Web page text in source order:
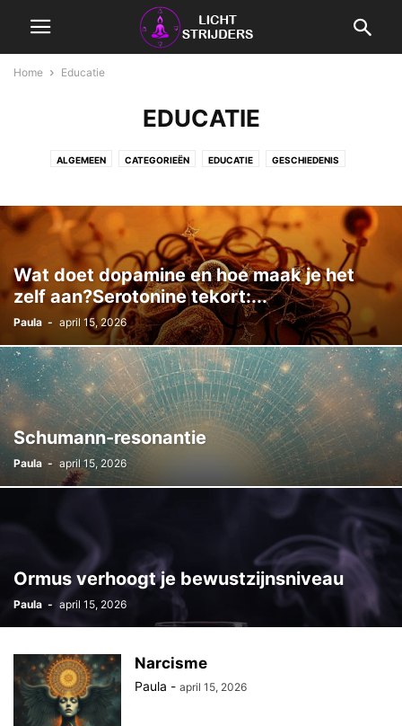
Home Educatie
EDUCATIE
ALGEMEEN CATEGORIEËN EDUCATIE GESCHIEDENIS
ZORG
Wat doet dopamine en hoe maak je het
zelf aan?Serotonine tekort:...
Paula - april 15, 2026
Schumann-resonantie
Paula - april 15, 2026
Ormus verhoogt je bewustzijnsniveau
Paula - april 15, 2026
Narcisme
Paula - april 15, 2026